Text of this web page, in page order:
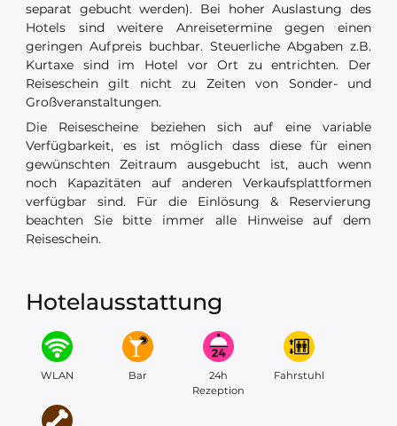
separat gebucht werden). Bei hoher Auslastung des
Hotels sind weitere Anreisetermine gegen einen
geringen Aufpreis buchbar. Steuerliche Abgaben z.B.
Kurtaxe sind im Hotel vor Ort zu entrichten. Der
Reiseschein gilt nicht zu Zeiten von Sonder- und
Großveranstaltungen.
Die Reisescheine beziehen sich auf eine variable
Verfügbarkeit, es ist möglich dass diese für einen
gewünschten Zeitraum ausgebucht ist, auch wenn
noch Kapazitäten auf anderen Verkaufsplattformen
verfügbar sind. Für die Einlösung & Reservierung
beachten Sie bitte immer alle Hinweise auf dem
Reiseschein.
Hotelausstattung
WLAN Bar
24h
Rezeption
Fahrstuhl